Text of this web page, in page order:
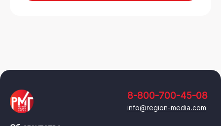
8-800-700-45-08
info@region-media.com